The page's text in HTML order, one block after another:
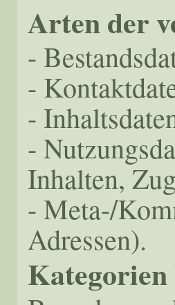
Arten der
-
-
-
-
Inhalten,
- Meta-/
Adressen).
Kategorien